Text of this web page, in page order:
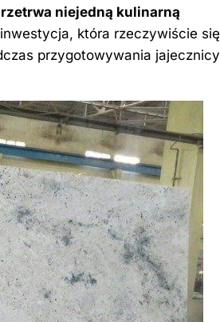
niejedną kulinarną
która rzeczywiście się
przygotowywania jajecznicy